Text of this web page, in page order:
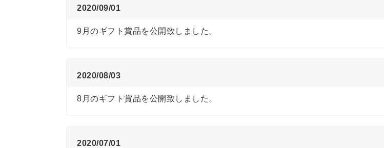
2020/09/01
9月のギフト賞品を公開致しました。
2020/08/03
8月のギフト賞品を公開致しました。
2020/07/01